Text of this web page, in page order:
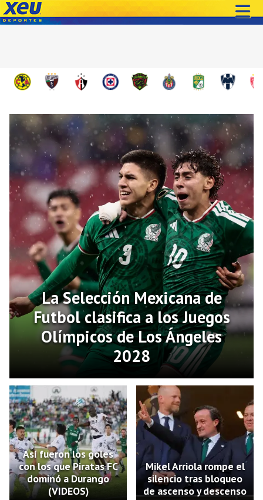
La Selección Mexicana de
Futbol clasifica a los Juegos
Olímpicos de Los Ángeles
2028
Así fueron los goles
con los que Piratas FC
dominó a Durango
(VIDEOS)
Mikel Arriola rompe el
silencio tras bloqueo
de ascenso y descenso